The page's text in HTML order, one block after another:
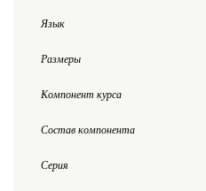
Язык
Размеры
Компонент курса
Состав компонента
Серия